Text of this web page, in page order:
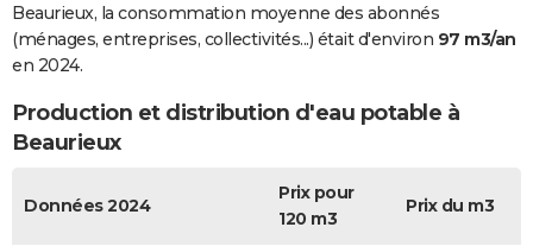
Beaurieux, la consommation moyenne des abonnés
(ménages, entreprises, collectivités...) était d'environ 97 m3/an
en 2024.
Production et distribution d'eau potable à
Beaurieux
Données 2024
Prix pour
120 m3
Prix du m3